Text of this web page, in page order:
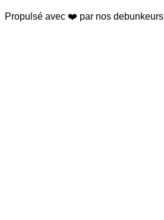
Propulsé avec ❤️ par nos debunkeurs